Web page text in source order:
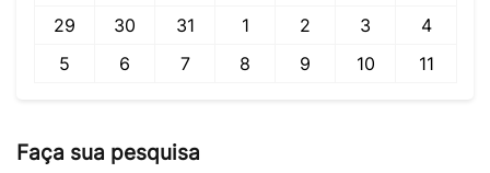
29
30 31 1 2 3
4
5
6 7 8 9 10 11
Faça sua pesquisa